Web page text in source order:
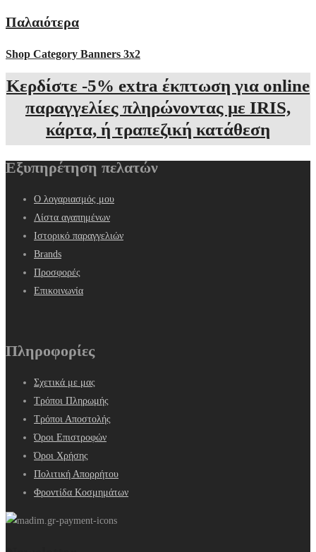
Παλαιότερα
Shop Category Banners 3x2
Κερδίστε -5% extra έκπτωση για online
παραγγελίες πληρώνοντας με IRIS,
κάρτα, ή τραπεζική κατάθεση
Εξυπηρέτηση πελατών
Ο λογαριασμός μου
Λίστα αγαπημένων
Ιστορικό παραγγελιών
Brands
Προσφορές
Επικοινωνία
Πληροφορίες
Σχετικά με μας
Τρόποι Πληρωμής
Τρόποι Αποστολής
Όροι Επιστροφών
Όροι Χρήσης
Πολιτική Απορρήτου
Φροντίδα Κοσμημάτων